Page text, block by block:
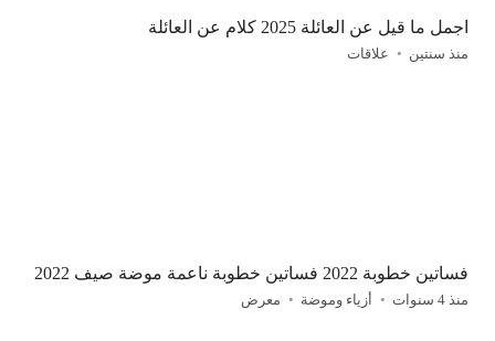
اجمل ما قيل عن العائلة 2025 كلام عن العائلة
منذ سنتين علاقات
فساتين خطوبة 2022 فساتين خطوبة ناعمة موضة صيف 2022
منذ 4 سنوات أزياء وموضة معرض